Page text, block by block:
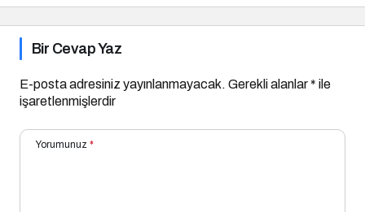
Bir Cevap Yaz
E-posta adresiniz yayınlanmayacak. Gerekli alanlar* ile
işaretlenmişlerdir
Yorumunuz *